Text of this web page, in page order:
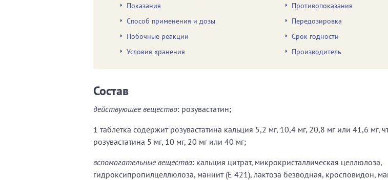
Показания
Противопоказания
Способ применения и дозы
Передозировка
Побочные реакции
Срок годности
Условия хранения
Производитель
Состав
действующее вещество: розувастатин;
1 таблетка содержит розувастатина кальция 5,2 мг, 10,4 мг, 20,8 мг или 41,6 мг,
розувастатина 5 мг, 10 мг, 20 мг или 40 мг;
вспомогательные вещества: кальция цитрат, микрокристаллическая целлюлоза,
гидроксипропилцеллюлоза, маннит (E 421), лактоза безводная, кросповидон,